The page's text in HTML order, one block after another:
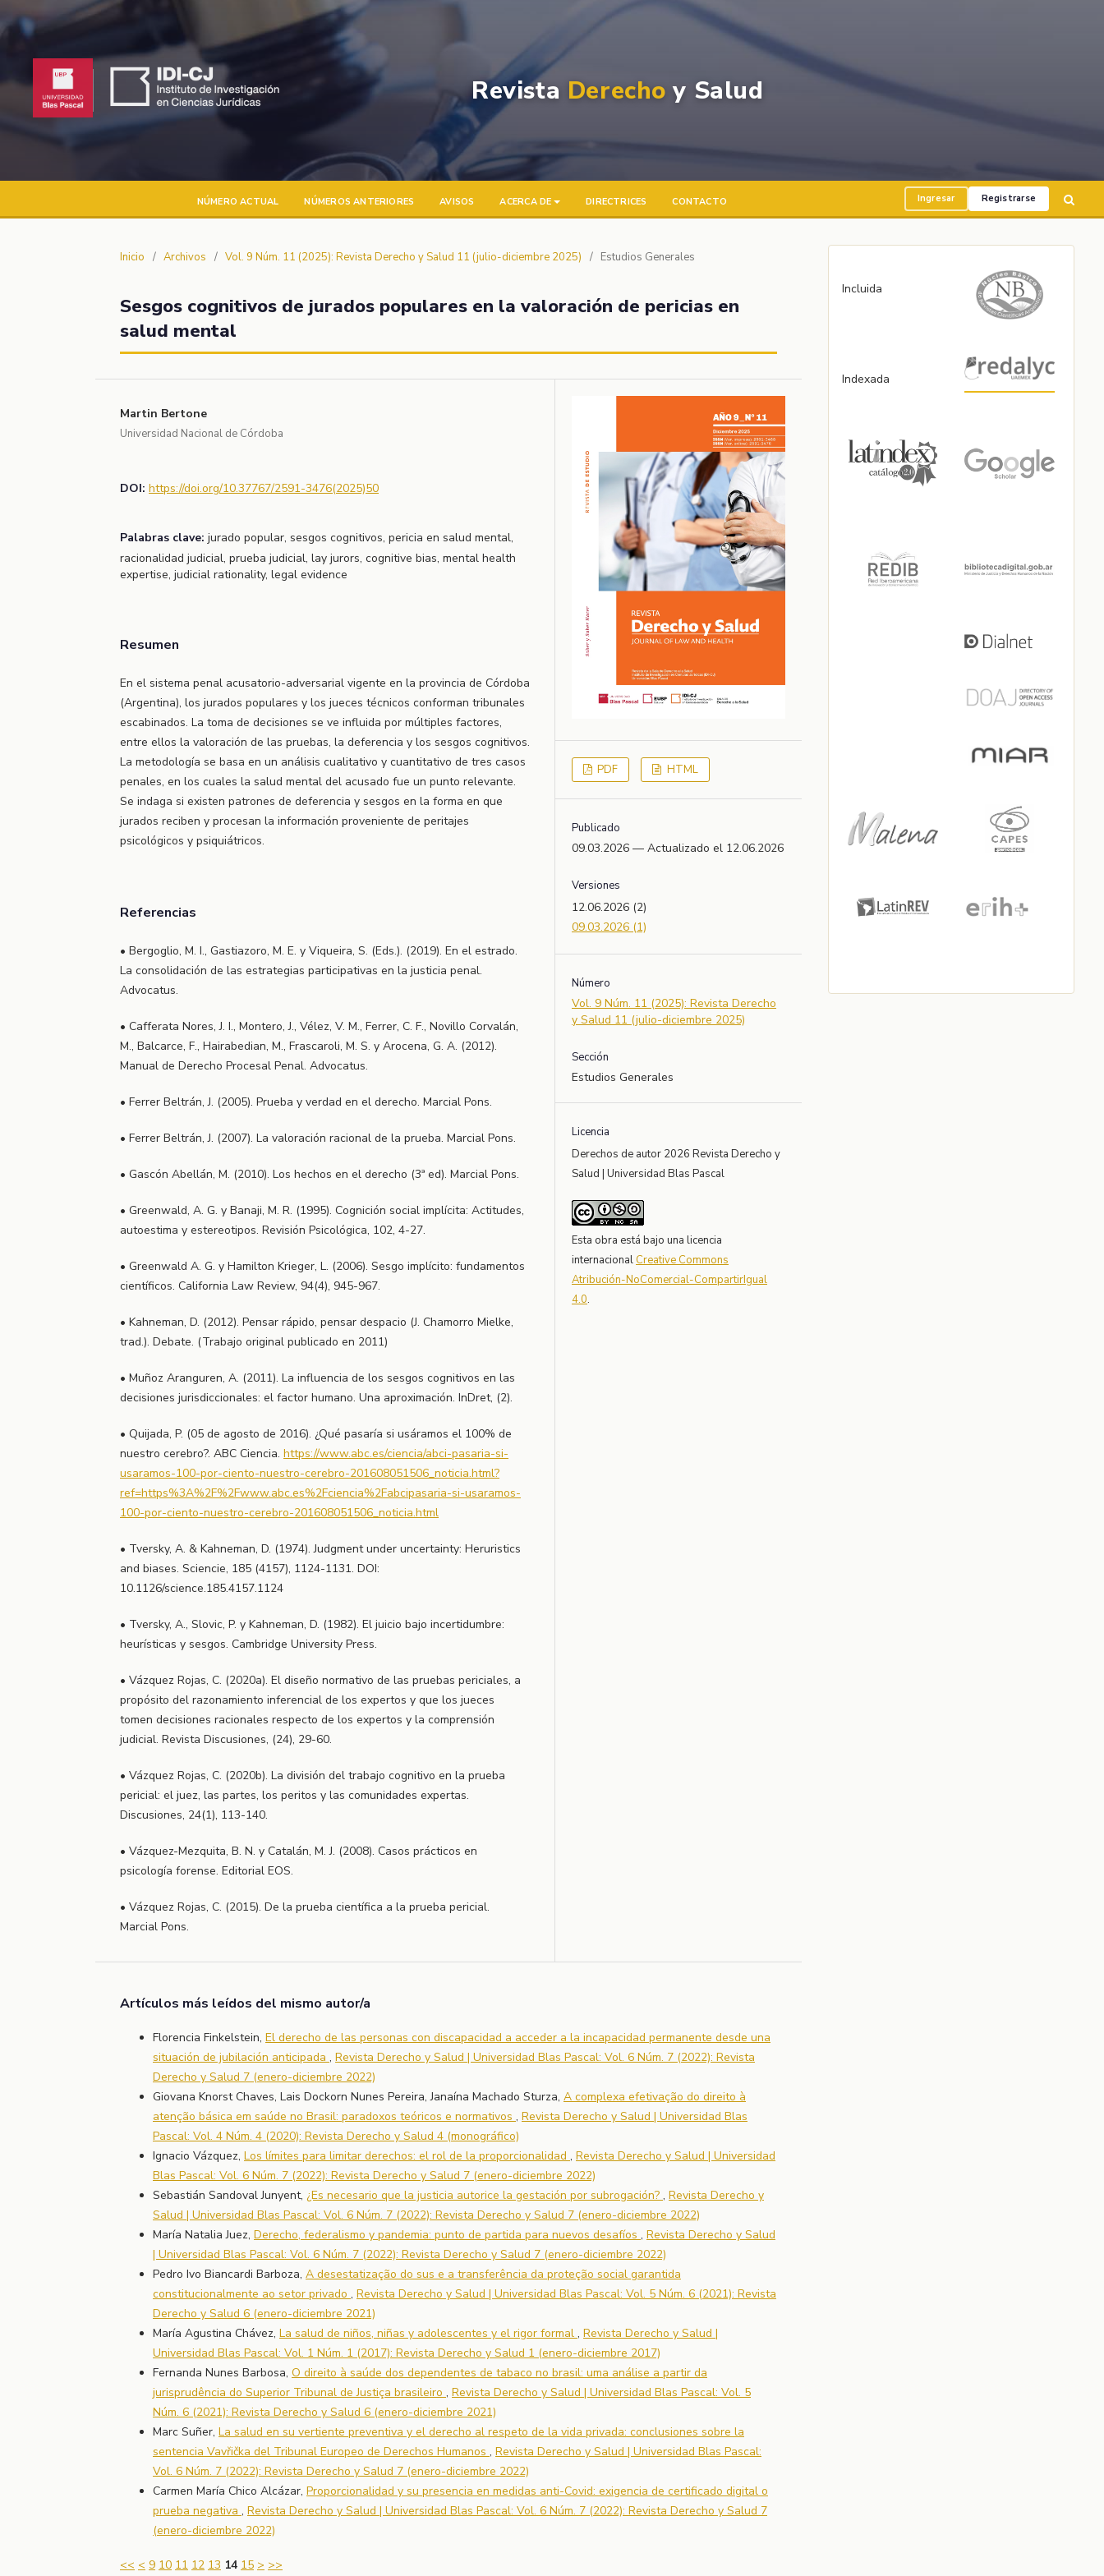
Revista Derecho y Salud
NÚMERO ACTUAL NÚMEROS ANTERIORES AVISOS ACERCA DE DIRECTRICES CONTACTO Ingresar Registrarse
Inicio / Archivos / Vol. 9 Núm. 11 (2025): Revista Derecho y Salud 11 (julio-diciembre 2025) / Estudios Generales
Sesgos cognitivos de jurados populares en la valoración de pericias en
salud mental
Martin Bertone
Universidad Nacional de Córdoba
DOI: https://doi.org/10.37767/2591-3476(2025)50
Palabras clave: jurado popular, sesgos cognitivos, pericia en salud mental,
racionalidad judicial, prueba judicial, lay jurors, cognitive bias, mental health
expertise, judicial rationality, legal evidence
Resumen
En el sistema penal acusatorio-adversarial vigente en la provincia de Córdoba
(Argentina), los jurados populares y los jueces técnicos conforman tribunales
escabinados. La toma de decisiones se ve influida por múltiples factores,
entre ellos la valoración de las pruebas, la deferencia y los sesgos cognitivos.
La metodología se basa en un análisis cualitativo y cuantitativo de tres casos
penales, en los cuales la salud mental del acusado fue un punto relevante.
Se indaga si existen patrones de deferencia y sesgos en la forma en que
jurados reciben y procesan la información proveniente de peritajes
psicológicos y psiquiátricos.
Referencias
• Bergoglio, M. I., Gastiazoro, M. E. y Viqueira, S. (Eds.). (2019). En el estrado.
La consolidación de las estrategias participativas en la justicia penal.
Advocatus.
• Cafferata Nores, J. I., Montero, J., Vélez, V. M., Ferrer, C. F., Novillo Corvalán,
M., Balcarce, F., Hairabedian, M., Frascaroli, M. S. y Arocena, G. A. (2012).
Manual de Derecho Procesal Penal. Advocatus.
• Ferrer Beltrán, J. (2005). Prueba y verdad en el derecho. Marcial Pons.
• Ferrer Beltrán, J. (2007). La valoración racional de la prueba. Marcial Pons.
• Gascón Abellán, M. (2010). Los hechos en el derecho (3ª ed). Marcial Pons.
• Greenwald, A. G. y Banaji, M. R. (1995). Cognición social implícita: Actitudes,
autoestima y estereotipos. Revisión Psicológica, 102, 4-27.
• Greenwald A. G. y Hamilton Krieger, L. (2006). Sesgo implícito: fundamentos
científicos. California Law Review, 94(4), 945-967.
• Kahneman, D. (2012). Pensar rápido, pensar despacio (J. Chamorro Mielke,
trad.). Debate. (Trabajo original publicado en 2011)
• Muñoz Aranguren, A. (2011). La influencia de los sesgos cognitivos en las
decisiones jurisdiccionales: el factor humano. Una aproximación. InDret, (2).
• Quijada, P. (05 de agosto de 2016). ¿Qué pasaría si usáramos el 100% de
nuestro cerebro?. ABC Ciencia. https://www.abc.es/ciencia/abci-pasaria-si-
usaramos-100-por-ciento-nuestro-cerebro-201608051506_noticia.html?
ref=https%3A%2F%2Fwww.abc.es%2Fciencia%2Fabcipasaria-si-usaramos-
100-por-ciento-nuestro-cerebro-201608051506_noticia.html
• Tversky, A. & Kahneman, D. (1974). Judgment under uncertainty: Heruristics
and biases. Sciencie, 185 (4157), 1124-1131. DOI:
10.1126/science.185.4157.1124
• Tversky, A., Slovic, P. y Kahneman, D. (1982). El juicio bajo incertidumbre:
heurísticas y sesgos. Cambridge University Press.
• Vázquez Rojas, C. (2020a). El diseño normativo de las pruebas periciales, a
propósito del razonamiento inferencial de los expertos y que los jueces
tomen decisiones racionales respecto de los expertos y la comprensión
judicial. Revista Discusiones, (24), 29-60.
• Vázquez Rojas, C. (2020b). La división del trabajo cognitivo en la prueba
pericial: el juez, las partes, los peritos y las comunidades expertas.
Discusiones, 24(1), 113-140.
• Vázquez-Mezquita, B. N. y Catalán, M. J. (2008). Casos prácticos en
psicología forense. Editorial EOS.
• Vázquez Rojas, C. (2015). De la prueba científica a la prueba pericial.
Marcial Pons.
PDF HTML
Publicado
09.03.2026 — Actualizado el 12.06.2026
Versiones
12.06.2026 (2)
09.03.2026 (1)
Número
Vol. 9 Núm. 11 (2025): Revista Derecho
y Salud 11 (julio-diciembre 2025)
Sección
Estudios Generales
Licencia
Derechos de autor 2026 Revista Derecho y
Salud | Universidad Blas Pascal
Esta obra está bajo una licencia
internacional Creative Commons
Atribución-NoComercial-CompartirIgual
4.0.
Artículos más leídos del mismo autor/a
Florencia Finkelstein, El derecho de las personas con discapacidad a acceder a la incapacidad permanente desde una
situación de jubilación anticipada , Revista Derecho y Salud | Universidad Blas Pascal: Vol. 6 Núm. 7 (2022): Revista
Derecho y Salud 7 (enero-diciembre 2022)
Giovana Knorst Chaves, Lais Dockorn Nunes Pereira, Janaína Machado Sturza, A complexa efetivação do direito à
atenção básica em saúde no Brasil: paradoxos teóricos e normativos , Revista Derecho y Salud | Universidad Blas
Pascal: Vol. 4 Núm. 4 (2020): Revista Derecho y Salud 4 (monográfico)
Ignacio Vázquez, Los límites para limitar derechos: el rol de la proporcionalidad , Revista Derecho y Salud | Universidad
Blas Pascal: Vol. 6 Núm. 7 (2022): Revista Derecho y Salud 7 (enero-diciembre 2022)
Sebastián Sandoval Junyent, ¿Es necesario que la justicia autorice la gestación por subrogación? , Revista Derecho y
Salud | Universidad Blas Pascal: Vol. 6 Núm. 7 (2022): Revista Derecho y Salud 7 (enero-diciembre 2022)
María Natalia Juez, Derecho, federalismo y pandemia: punto de partida para nuevos desafíos , Revista Derecho y Salud
| Universidad Blas Pascal: Vol. 6 Núm. 7 (2022): Revista Derecho y Salud 7 (enero-diciembre 2022)
Pedro Ivo Biancardi Barboza, A desestatização do sus e a transferência da proteção social garantida
constitucionalmente ao setor privado , Revista Derecho y Salud | Universidad Blas Pascal: Vol. 5 Núm. 6 (2021): Revista
Derecho y Salud 6 (enero-diciembre 2021)
María Agustina Chávez, La salud de niños, niñas y adolescentes y el rigor formal , Revista Derecho y Salud |
Universidad Blas Pascal: Vol. 1 Núm. 1 (2017): Revista Derecho y Salud 1 (enero-diciembre 2017)
Fernanda Nunes Barbosa, O direito à saúde dos dependentes de tabaco no brasil: uma análise a partir da
jurisprudência do Superior Tribunal de Justiça brasileiro , Revista Derecho y Salud | Universidad Blas Pascal: Vol. 5
Núm. 6 (2021): Revista Derecho y Salud 6 (enero-diciembre 2021)
Marc Suñer, La salud en su vertiente preventiva y el derecho al respeto de la vida privada: conclusiones sobre la
sentencia Vavřička del Tribunal Europeo de Derechos Humanos , Revista Derecho y Salud | Universidad Blas Pascal:
Vol. 6 Núm. 7 (2022): Revista Derecho y Salud 7 (enero-diciembre 2022)
Carmen María Chico Alcázar, Proporcionalidad y su presencia en medidas anti-Covid: exigencia de certificado digital o
prueba negativa , Revista Derecho y Salud | Universidad Blas Pascal: Vol. 6 Núm. 7 (2022): Revista Derecho y Salud 7
(enero-diciembre 2022)
<< < 9 10 11 12 13 14 15 > >>
Incluida
Indexada